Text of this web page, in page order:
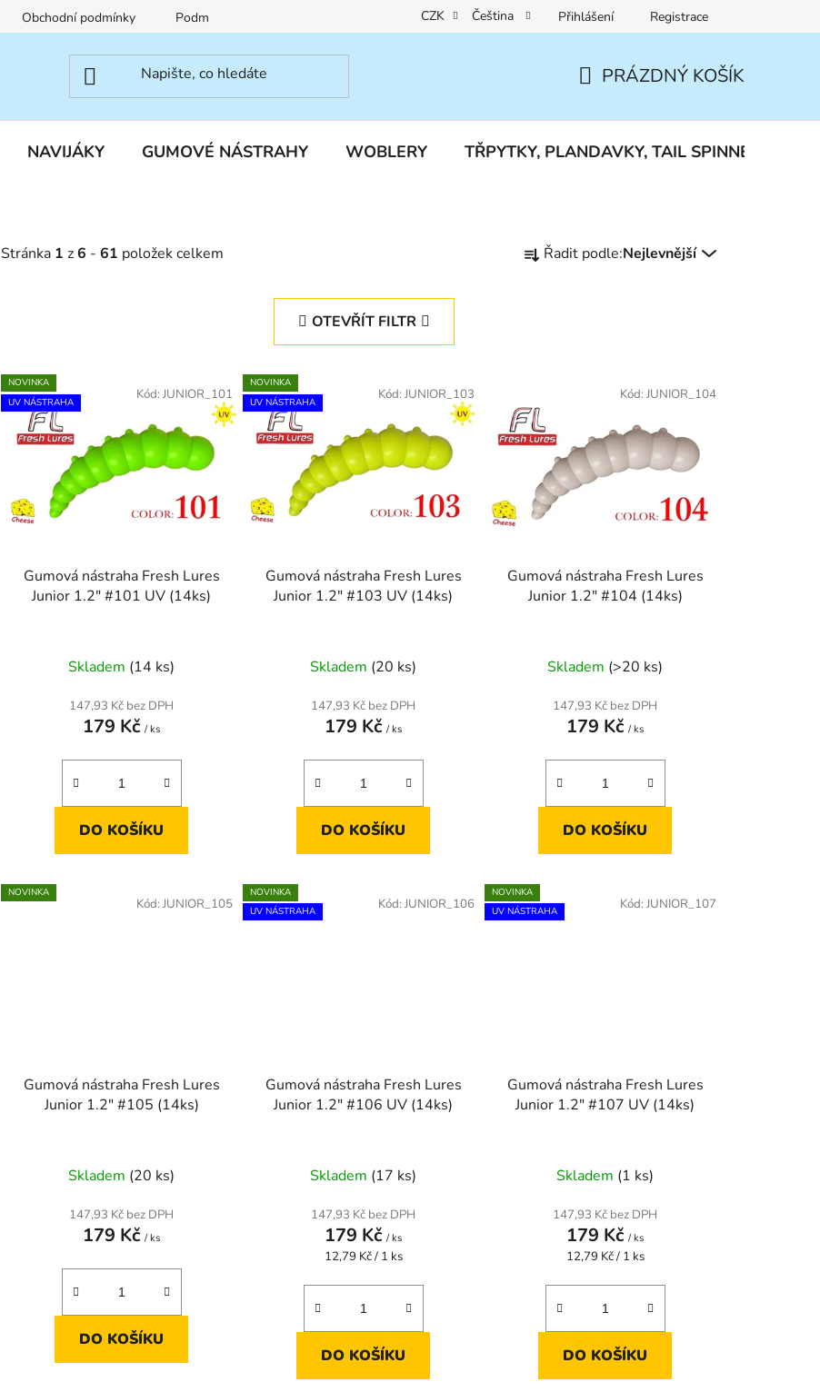
Obchodní podmínky Podmínky ochrany osobních údajů Reklamace a vrácení zboží
CZK Čeština Přihlášení Registrace
KOŠÍK
PRÁZDNÝ KOŠÍK
NAVIJÁKY GUMOVÉ NÁSTRAHY WOBLERY TŘPYTKY, PLANDAVKY, TAIL SPINNERY
Stránka 1 z6 - 61 položek celkem
a
r
o
d
k
Řadit podle:Nejlevnější
OTEVŘÍT FILTR
V
ý
p
NOVINKA
UV NÁSTRAHA
Gumová nástraha Fresh Lures
Junior 1.2" #101 UV (14ks)
Skladem (14 ks)
147,93 Kč bez DPH
179 Kč/ ks
DO KOŠÍKU
Kód: JUNIOR_101
NOVINKA
UV NÁSTRAHA
Gumová nástraha Fresh Lures
Junior 1.2" #103 UV (14ks)
Skladem (20 ks)
147,93 Kč bez DPH
179 Kč/ ks
DO KOŠÍKU
Kód: JUNIOR_103
Gumová nástraha Fresh Lures
Junior 1.2" #104 (14ks)
Skladem (>20 ks)
147,93 Kč bez DPH
179 Kč/ ks
DO KOŠÍKU
Kód: JUNIOR_104
NOVINKA
Gumová nástraha Fresh Lures
Junior 1.2" #105 (14ks)
Skladem (20 ks)
147,93 Kč bez DPH
179 Kč/ ks
DO KOŠÍKU
Kód: JUNIOR_105
NOVINKA
UV NÁSTRAHA
Gumová nástraha Fresh Lures
Junior 1.2" #106 UV (14ks)
Skladem (17 ks)
147,93 Kč bez DPH
179 Kč/ ks
Měrná
12,79 Kč / 1 ks
DO KOŠÍKU
Kód: JUNIOR_106
NOVINKA
UV NÁSTRAHA
Gumová nástraha Fresh Lures
Junior 1.2" #107 UV (14ks)
Skladem (1 ks)
147,93 Kč bez DPH
179 Kč/ ks
Měrná
12,79 Kč / 1 ks
DO KOŠÍKU
Kód: JUNIOR_107